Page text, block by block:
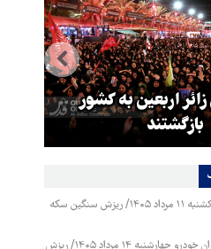
زائر اربعین به کشور
بازگشتند
قیمت طلا و سکه یکشنبه ۱۱ مرداد ۱۴۰۵/ ریزش سنگین سکه
قیمت محصولات ایران خودرو چهارشنبه ۱۴ مرداد ۱۴۰۵/ ریزش